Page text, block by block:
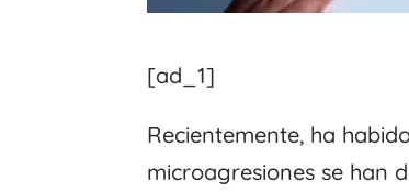
[ad_1]
Recientemente, ha
microagresiones se han